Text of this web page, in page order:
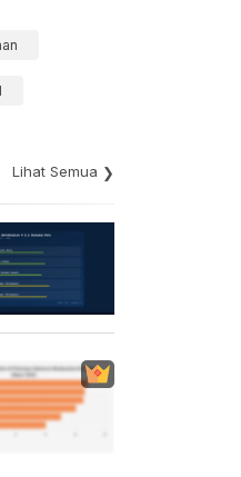
Lihat Semua